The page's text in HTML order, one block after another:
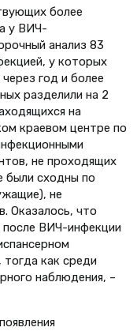
более
у ВИЧ-
анализ 83
у которых
год и более
разделили на 2
на
краевом центре по
не проходящих
были сходны по
не
Оказалось, что
после ВИЧ-инфекции
тогда как среди
наблюдения, –